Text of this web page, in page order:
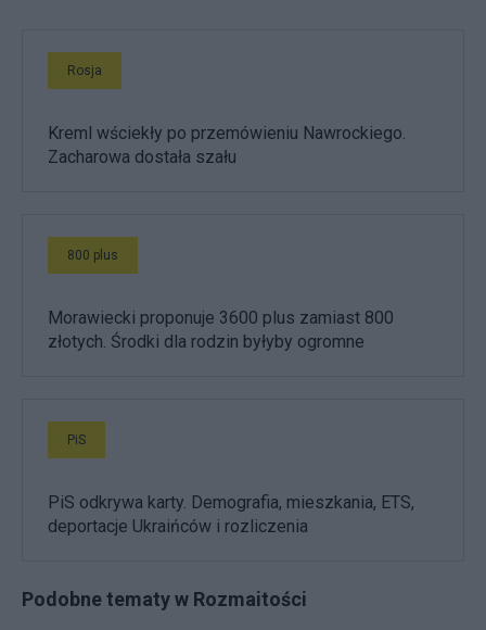
Rosja
Kreml wściekły po przemówieniu Nawrockiego.
Zacharowa dostała szału
800 plus
Morawiecki proponuje 3600 plus zamiast 800
złotych. Środki dla rodzin byłyby ogromne
PiS
PiS odkrywa karty. Demografia, mieszkania, ETS,
deportacje Ukraińców i rozliczenia
Podobne tematy w Rozmaitości